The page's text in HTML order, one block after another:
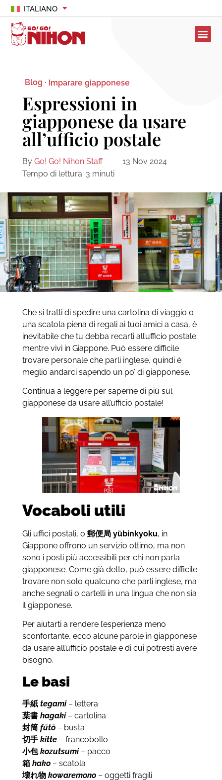
ITALIANO
Blog · Imparare giapponese
Espressioni in
giapponese da usare
all’ufficio postale
By Go! Go! Nihon Staff
13 Nov 2024
Tempo di lettura: 3 minuti
Che si tratti di spedire una cartolina di viaggio o
una scatola piena di regali ai tuoi amici a casa, è
inevitabile che tu debba recarti all’ufficio postale
mentre vivi in Giappone. Può essere difficile
trovare personale che parli inglese, quindi è
meglio andarci sapendo un po’ di giapponese.
Continua a leggere per saperne di più sul
giapponese da usare all’ufficio postale!
Vocaboli utili
Gli uffici postali, o 郵便局yūbinkyoku, in
Giappone offrono un servizio ottimo, ma non
sono i posti più accessibili per chi non parla
giapponese. Come già detto, può essere difficile
trovare non solo qualcuno che parli inglese, ma
anche segnali o cartelli in una lingua che non sia
il giapponese.
Per aiutarti a rendere l’esperienza meno
sconfortante, ecco alcune parole in giapponese
da usare all’ufficio postale e di cui potresti avere
bisogno.
Le basi
手紙 tegami– lettera
葉書 hagaki – cartolina
封筒 fūtō– busta
切手 kitte– francobollo
小包kozutsumi– pacco
箱 hako– scatola
壊れ物 kowaremono– oggetti fragili